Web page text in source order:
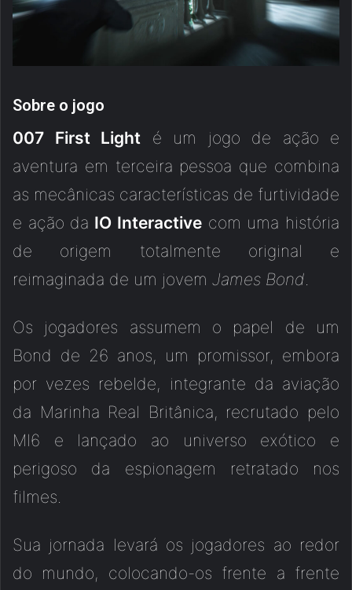
Sobre o jogo
007 First Light é um jogo de ação e
aventura em terceira pessoa que combina
as mecânicas características de furtividade
e ação da IO Interactivecom uma história
de origem totalmente original e
reimaginada de um jovem James Bond
Os jogadores assumem o papel de um
Bond de 26 anos, um promissor, embora
por vezes rebelde, integrante da aviação
da Marinha Real Britânica, recrutado pelo
MI6 e lançado ao universo exótico e
perigoso da espionagem retratado nos
filmes.
Sua jornada levará os jogadores ao redor
do mundo, colocando-os frente a frente